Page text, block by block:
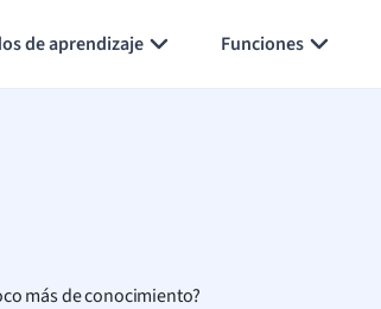
de aprendizaje Funciones
más de conocimiento?